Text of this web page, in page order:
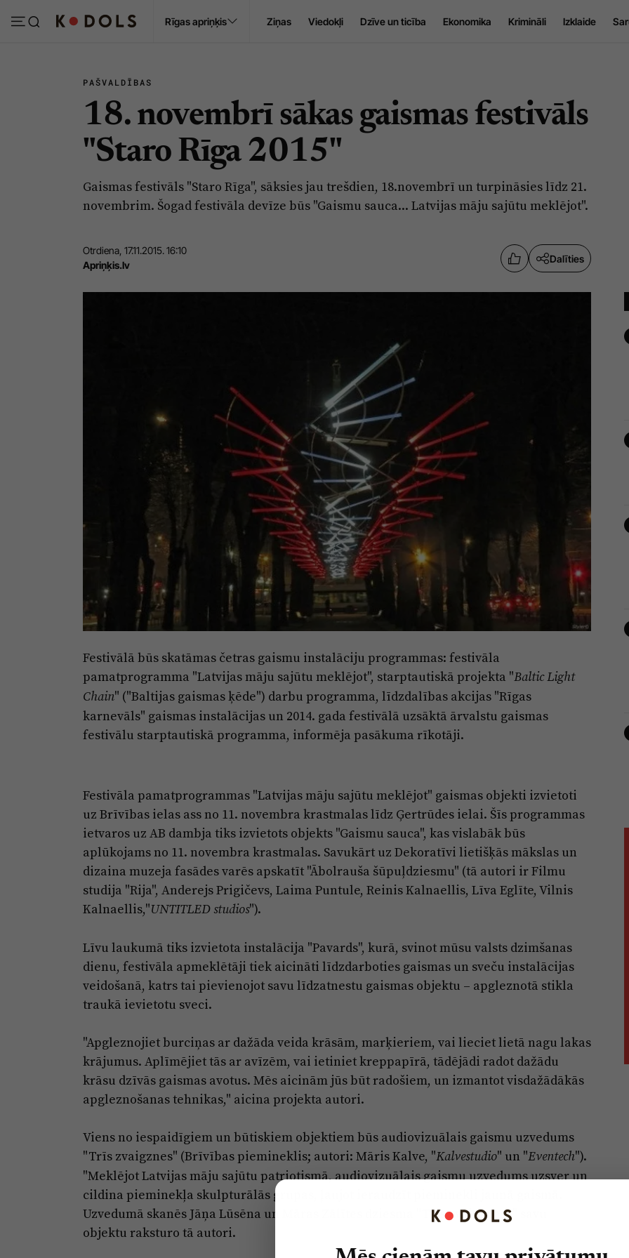
Rīgas apriņķis Ziņas Viedokļi Dzīve un ticība Ekonomika Krimināli Izklaide
PAŠVALDĪBAS
18. novembrī sākas gaismas festivāls
"Staro Rīga 2015"
Gaismas festivāls "Staro Rīga", sāksies jau trešdien, 18.novembrī un turpināsies līdz 21.
novembrim. Šogad festivāla devīze būs "Gaismu sauca... Latvijas māju sajūtu meklējot".
Otrdiena, 17.11.2015. 16:10
Apriņķis.lv
Dalīties
Festivālā būs skatāmas četras gaismu instalāciju programmas: festivāla
pamatprogramma "Latvijas māju sajūtu meklējot", starptautiskā projekta "Baltic Light
Chain" ("Baltijas gaismas ķēde") darbu programma, līdzdalības akcijas "Rīgas
karnevāls" gaismas instalācijas un 2014. gada festivālā uzsāktā ārvalstu gaismas
festivālu starptautiskā programma, informēja pasākuma rīkotāji.
Festivāla pamatprogrammas "Latvijas māju sajūtu meklējot" gaismas objekti izvietoti
uz Brīvības ielas ass no 11. novembra krastmalas līdz Ģertrūdes ielai. Šīs programmas
ietvaros uz AB dambja tiks izvietots objekts "Gaismu sauca", kas vislabāk būs
aplūkojams no 11. novembra krastmalas. Savukārt uz Dekoratīvi lietišķās mākslas un
dizaina muzeja fasādes varēs apskatīt "Ābolrauša šūpuļdziesmu" (tā autori ir Filmu
studija "Rija", Anderejs Prigičevs, Laima Puntule, Reinis Kalnaellis, Līva Eglīte, Vilnis
Kalnaellis,"UNTITLED studios").
Līvu laukumā tiks izvietota instalācija "Pavards", kurā, svinot mūsu valsts dzimšanas
dienu, festivāla apmeklētāji tiek aicināti līdzdarboties gaismas un sveču instalācijas
veidošanā, katrs tai pievienojot savu līdzatnestu gaismas objektu – apgleznotā stikla
traukā ievietotu sveci.
"Apgleznojiet burciņas ar dažāda veida krāsām, marķieriem, vai lieciet lietā nagu lakas
krājumus. Aplīmējiet tās ar avīzēm, vai ietiniet kreppapīrā, tādējādi radot dažādu
krāsu dzīvās gaismas avotus. Mēs aicinām jūs būt radošiem, un izmantot visdažādākās
apgleznošanas tehnikas," aicina projekta autori.
Viens no iespaidīgiem un būtiskiem objektiem būs audiovizuālais gaismu uzvedums
"Trīs zvaigznes" (Brīvības piemineklis; autori: Māris Kalve, "Kalvestudio" un "Eventech").
"Meklējot Latvijas māju sajūtu patriotismā, audiovizuālais gaismu uzvedums uzsver un
cildina pieminekļa skulpturālās grupas, ļaujot ieraudzīt pieminekli jaunā gaismā.
Uzvedumā skanēs Jāņa Lūsēna un Māras Zālītes dziesma "Trīs zvaigznes"," savu
objektu raksturo tā autori.